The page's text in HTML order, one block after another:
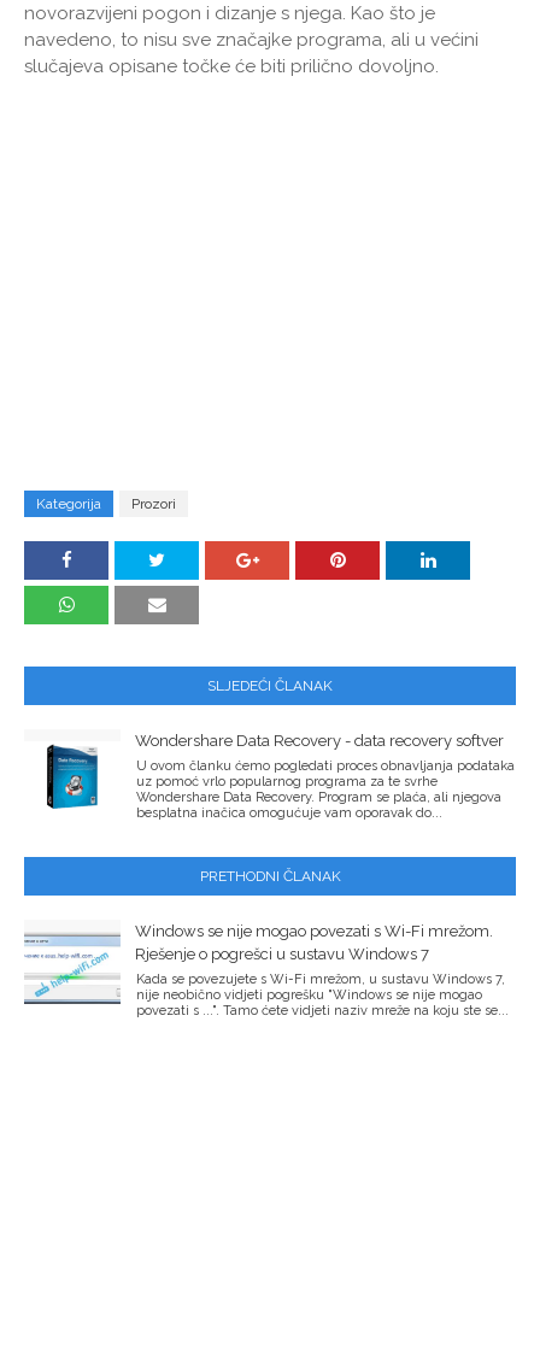
novorazvijeni pogon i dizanje s njega. Kao što je
navedeno, to nisu sve značajke programa, ali u većini
slučajeva opisane točke će biti prilično dovoljno.
Kategorija Prozori
SLJEDEĆI ČLANAK
Wondershare Data Recovery - data recovery softver
U ovom članku ćemo pogledati proces obnavljanja podataka
uz pomoć vrlo popularnog programa za te svrhe
Wondershare Data Recovery. Program se plaća, ali njegova
besplatna inačica omogućuje vam oporavak do...
PRETHODNI ČLANAK
Windows se nije mogao povezati s Wi-Fi mrežom.
Rješenje o pogrešci u sustavu Windows 7
Kada se povezujete s Wi-Fi mrežom, u sustavu Windows 7,
nije neobično vidjeti pogrešku "Windows se nije mogao
povezati s ...". Tamo ćete vidjeti naziv mreže na koju ste se...